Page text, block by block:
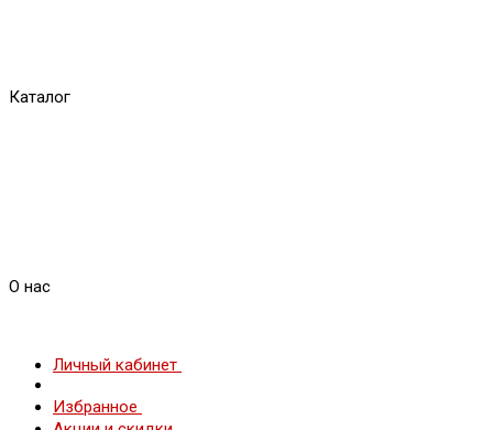
Каталог
О нас
Личный кабинет
Избранное